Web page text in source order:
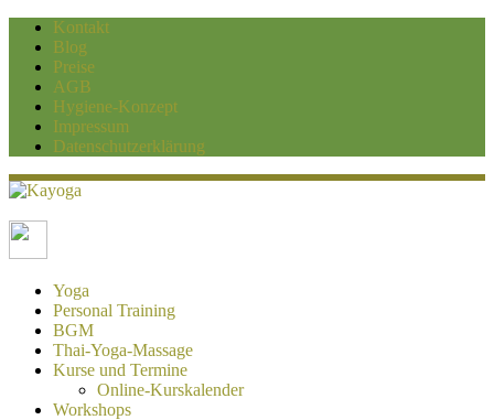
Kontakt
Blog
Preise
AGB
Hygiene-Konzept
Impressum
Datenschutzerklärung
Kayoga
Yoga und Personaltraining Duisburg
Yoga
Personal Training
BGM
Thai-Yoga-Massage
Kurse und Termine
Online-Kurskalender
Workshops